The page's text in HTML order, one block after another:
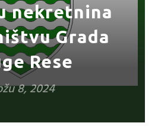
nekretnina
Grada
Rese
8, 2024